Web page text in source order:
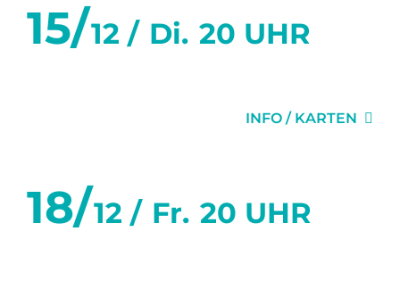
15/12 / Di. 20 UHR
INFO / KARTEN
18/12 / Fr. 20 UHR